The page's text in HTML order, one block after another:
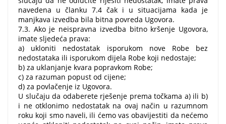
navedena u članku 7.4 čak i u situacijama kada je
manjkava izvedba bila bitna povreda Ugovora.
7.3. Ako je neispravna izvedba bitno kršenje Ugovora,
imate sljedeća prava:
a) ukloniti nedostatak isporukom nove Robe bez
nedostataka ili isporukom dijela Robe koji nedostaje;
b) za uklanjanje kvara popravkom Robe;
c) za razuman popust od cijene;
d) za povlačenje iz Ugovora.
U slučaju da odaberete rješenje prema točkama a) ili b)
i ne otklonimo nedostatak na ovaj način u razumnom
roku koji smo naveli, ili ćemo vas obavijestiti da nećemo